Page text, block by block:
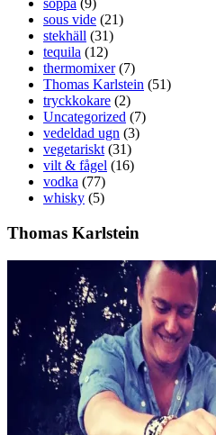
soppa (9)
sous vide (21)
stekhäll (31)
tequila (12)
thermomixer(7)
Thomas Karlstein (51)
tryckkokare (2)
Uncategorized (7)
vedeldad ugn (3)
vegetariskt (31)
vilt & fågel (16)
vodka (77)
whisky (5)
Thomas Karlstein